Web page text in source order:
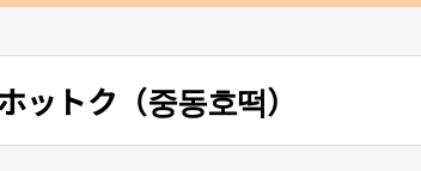
ットク（중동호떡）